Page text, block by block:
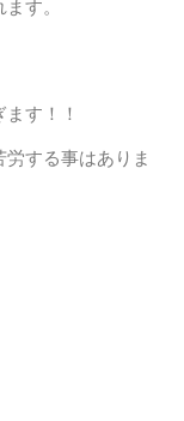
す。
す！！
する事はありま